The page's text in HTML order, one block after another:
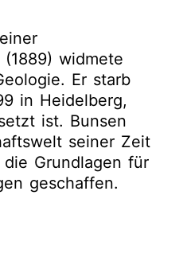
widmete
Er starb
in Heidelberg,
ist. Bunsen
seiner Zeit
Grundlagen für
geschaffen.